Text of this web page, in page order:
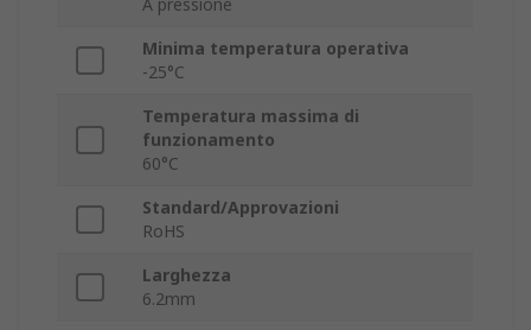
A pressione
Minima temperatura operativa
-25°C
Temperatura massima di
funzionamento
60°C
Standard/Approvazioni
RoHS
Larghezza
6.2mm